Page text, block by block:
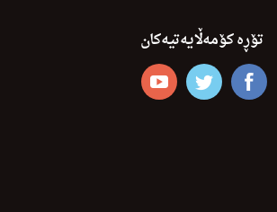
تۆڕە کۆمەڵایەتیەکان